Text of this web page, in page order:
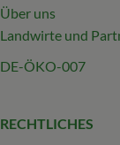
Über uns
Landwirte und
DE-ÖKO-007
RECHTLICHES